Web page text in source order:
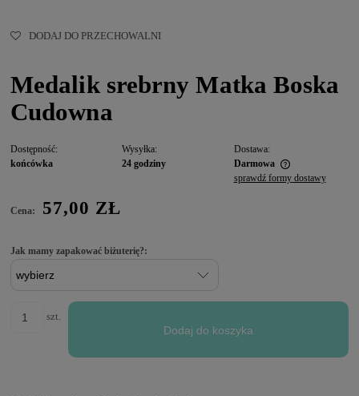
DODAJ DO PRZECHOWALNI
Medalik srebrny Matka Boska
Cudowna
Dostępność:
końcówka
Wysyłka:
24 godziny
Dostawa:
Darmowa
sprawdź formy dostawy
Cena: 57,00 ZŁ
Jak mamy zapakować biżuterię?:
szt.
Dodaj do koszyka